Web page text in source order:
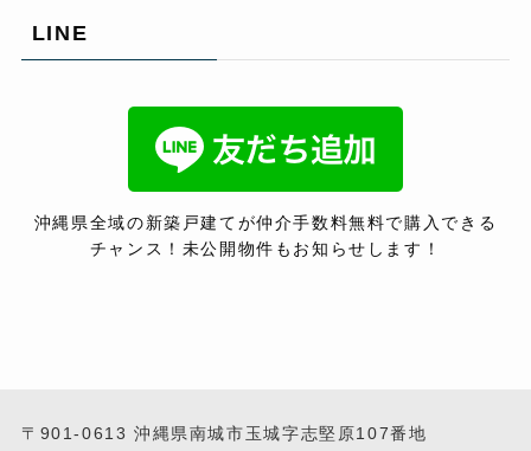
LINE
沖縄県全域の新築戸建てが仲介手数料無料で購入できる
チャンス！未公開物件もお知らせします！
〒901-0613 沖縄県南城市玉城字志堅原107番地